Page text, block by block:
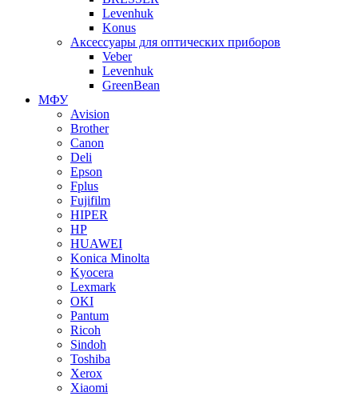
Levenhuk
Konus
Аксессуары для оптических приборов
Veber
Levenhuk
GreenBean
МФУ
Avision
Brother
Canon
Deli
Epson
Fplus
Fujifilm
HIPER
HP
HUAWEI
Konica Minolta
Kyocera
Lexmark
OKI
Pantum
Ricoh
Sindoh
Toshiba
Xerox
Xiaomi